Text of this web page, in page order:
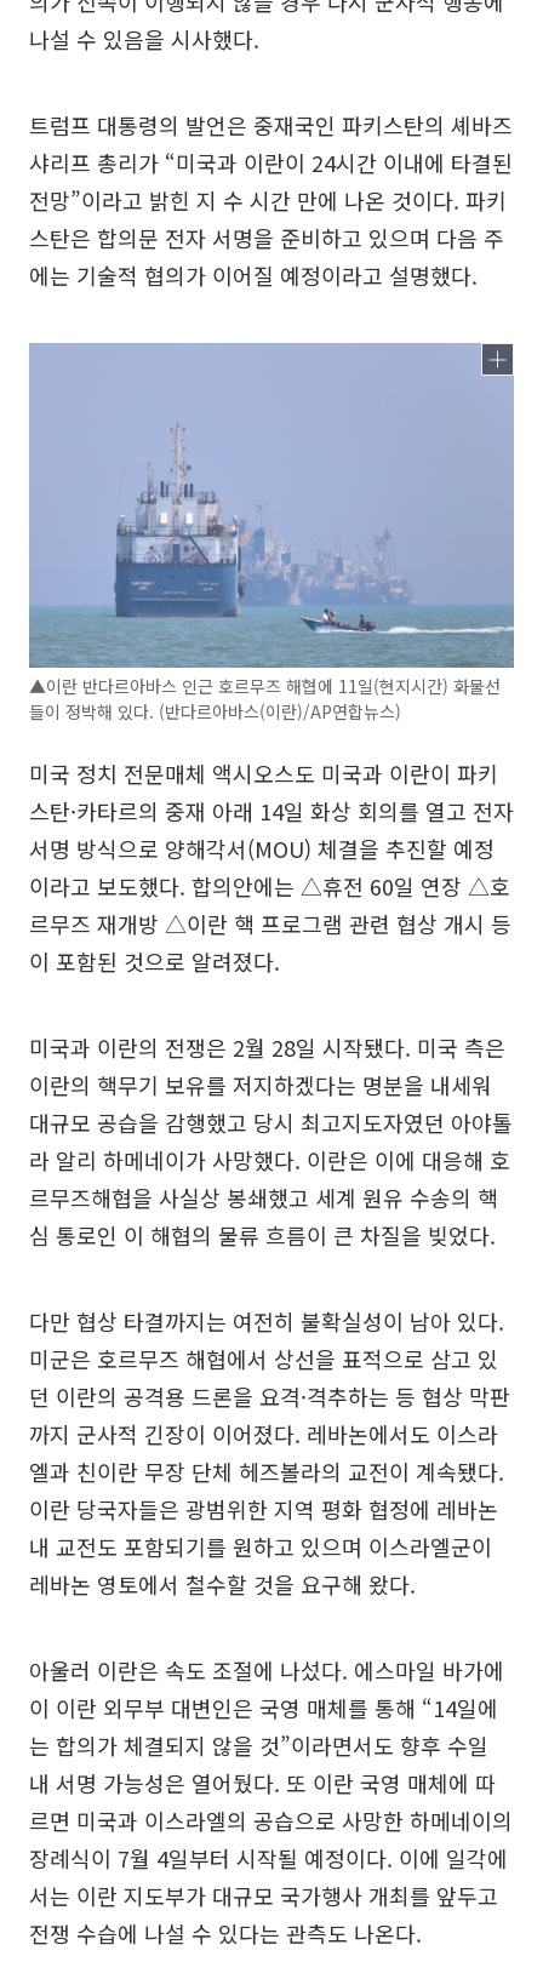
나설 수 있음을 시사했다.
트럼프 대통령의 발언은 중재국인 파키스탄의 셰바즈
샤리프 총리가 “미국과 이란이 24시간 이내에 타결된
전망”이라고 밝힌 지 수 시간 만에 나온 것이다. 파키
스탄은 합의문 전자 서명을 준비하고 있으며 다음 주
에는 기술적 협의가 이어질 예정이라고 설명했다.
▲이란 반다르아바스 인근 호르무즈 해협에 11일(현지시간) 화물선
들이 정박해 있다. (반다르아바스(이란)/AP연합뉴스)
미국 정치 전문매체 액시오스도 미국과 이란이 파키
스탄·카타르의 중재 아래 14일 화상 회의를 열고 전자
서명 방식으로 양해각서(MOU) 체결을 추진할 예정
이라고 보도했다. 합의안에는 △휴전 60일 연장 △호
르무즈 재개방 △이란 핵 프로그램 관련 협상 개시 등
이 포함된 것으로 알려졌다.
미국과 이란의 전쟁은 2월 28일 시작됐다. 미국 측은
이란의 핵무기 보유를 저지하겠다는 명분을 내세워
대규모 공습을 감행했고 당시 최고지도자였던 아야톨
라 알리 하메네이가 사망했다. 이란은 이에 대응해 호
르무즈해협을 사실상 봉쇄했고 세계 원유 수송의 핵
심 통로인 이 해협의 물류 흐름이 큰 차질을 빚었다.
다만 협상 타결까지는 여전히 불확실성이 남아 있다.
미군은 호르무즈 해협에서 상선을 표적으로 삼고 있
던 이란의 공격용 드론을 요격·격추하는 등 협상 막판
까지 군사적 긴장이 이어졌다. 레바논에서도 이스라
엘과 친이란 무장 단체 헤즈볼라의 교전이 계속됐다.
이란 당국자들은 광범위한 지역 평화 협정에 레바논
내 교전도 포함되기를 원하고 있으며 이스라엘군이
레바논 영토에서 철수할 것을 요구해 왔다.
아울러 이란은 속도 조절에 나섰다. 에스마일 바가에
이 이란 외무부 대변인은 국영 매체를 통해 “14일에
는 합의가 체결되지 않을 것”이라면서도 향후 수일
내 서명 가능성은 열어뒀다. 또 이란 국영 매체에 따
르면 미국과 이스라엘의 공습으로 사망한 하메네이의
장례식이 7월 4일부터 시작될 예정이다. 이에 일각에
서는 이란 지도부가 대규모 국가행사 개최를 앞두고
전쟁 수습에 나설 수 있다는 관측도 나온다.